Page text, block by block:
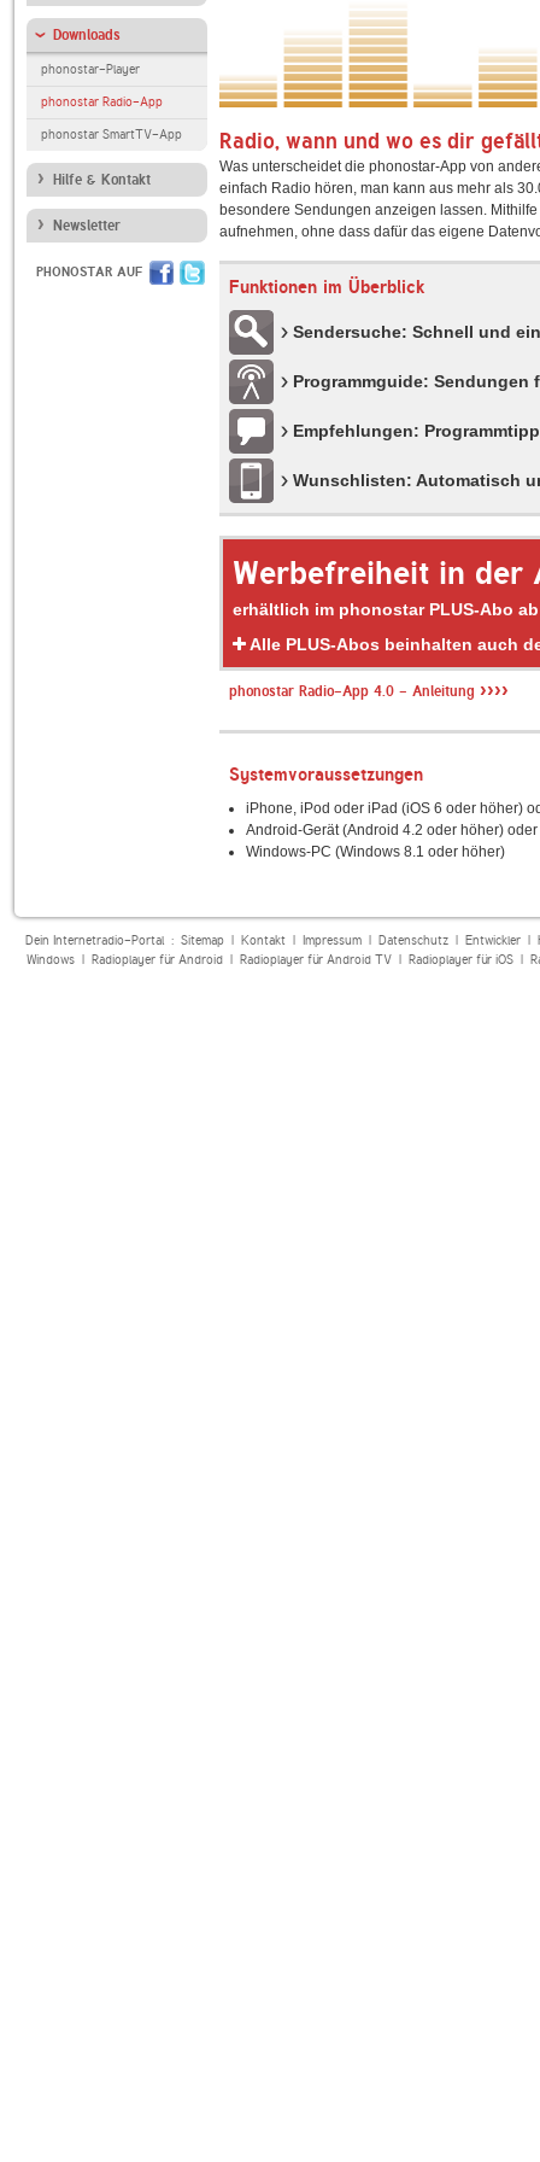
Downloads
phonostar-Player
phonostar Radio-App
phonostar SmartTV-App
Hilfe & Kontakt
Newsletter
PHONOSTAR AUF
Radio, wann und wo es dir
Was unterscheidet die phonostar-App von
einfach Radio hören, man kann aus mehr als
besondere Sendungen anzeigen lassen.
aufnehmen, ohne dass dafür das eigene
Funktionen im Überblick
Sendersuche: Schnell und
Programmguide:
Empfehlungen:
Wunschlisten: Automatisch
Werbefreiheit in der
erhältlich im phonostar PLUS-Abo
Alle PLUS-Abos beinhalten auch
phonostar Radio-App 4.0 - Anleitung ››››
Systemvoraussetzungen
iPhone, iPod oder iPad (iOS 6 oder höher)
Android-Gerät (Android 4.2 oder höher) oder
Windows-PC (Windows 8.1 oder höher)
Dein Internetradio-Portal : Sitemap| Kontakt| Impressum| Datenschutz| Entwickler|
Windows| Radioplayer für Android| Radioplayer für Android TV| Radioplayer für iOS|